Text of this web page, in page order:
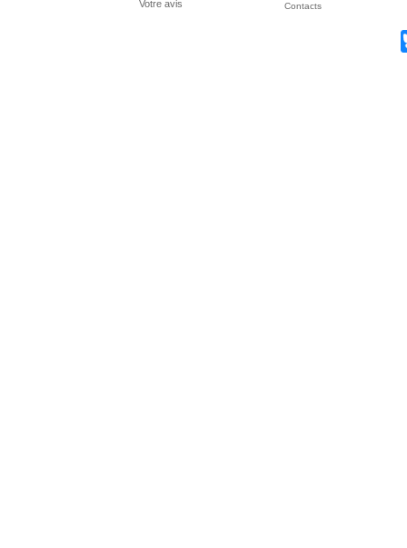
Votre avis Contacts